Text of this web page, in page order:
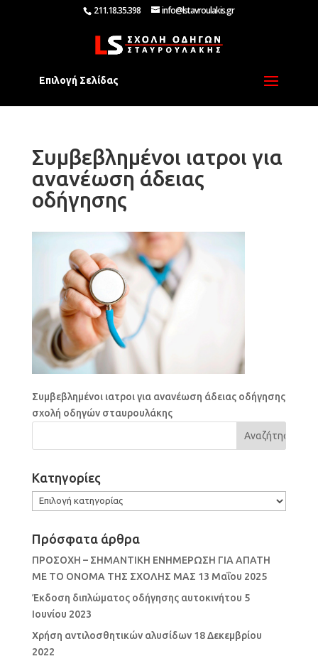
211.18.35.398 info@lstavroulakis.gr
Επιλογή Σελίδας
Συμβεβλημένοι ιατροι για
ανανέωση άδειας
οδήγησης
Συμβεβλημένοι ιατροι για ανανέωση άδειας οδήγησης
σχολή οδηγών σταυρουλάκης
Kατηγορίες
Kατηγορίες
Πρόσφατα άρθρα
ΠΡΟΣΟΧΗ – ΣΗΜΑΝΤΙΚΗ ΕΝΗΜΕΡΩΣΗ ΓΙΑ ΑΠΑΤΗ
ΜΕ ΤΟ ΟΝΟΜΑ ΤΗΣ ΣΧΟΛΗΣ ΜΑΣ 13 Μαΐου 2025
Έκδοση διπλώματος οδήγησης αυτοκινήτου 5
Ιουνίου 2023
Χρήση αντιλοσθητικών αλυσίδων 18 Δεκεμβρίου
2022